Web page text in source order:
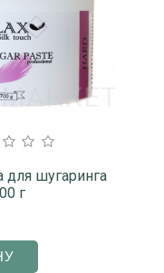
для шугаринга
г